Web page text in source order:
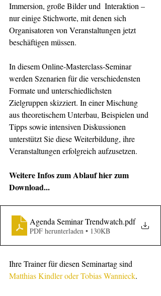
Immersion, große Bilder und  Interaktion –
nur einige Stichworte, mit denen sich
Organisatoren von Veranstaltungen jetzt
beschäftigen müssen.
In diesem Online-Masterclass-Seminar
werden Szenarien für die verschiedensten
Formate und unterschiedlichsten
Zielgruppen skizziert. In einer Mischung
aus theoretischem Unterbau, Beispielen und
Tipps sowie intensiven Diskussionen
unterstützt Sie diese Weiterbildung, ihre
Veranstaltungen erfolgreich aufzusetzen.
Weitere Infos zum Ablauf hier zum
Download...
Agenda Seminar Trendwatch.pdf
PDF herunterladen • 130KB
Ihre Trainer für diesen Seminartag sind
Matthias Kindler oder Tobias Wannieck.